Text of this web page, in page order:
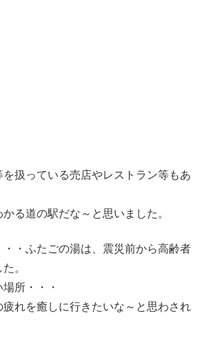
扱っている売店やレストラン等もあ
る道の駅だな～と思いました。
・ふたごの湯は、震災前から高齢者
。
所・・・
れを癒しに行きたいな～と思わされ